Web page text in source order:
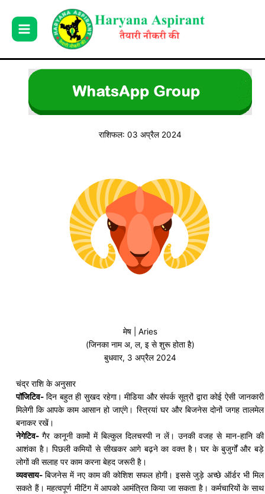
content
राशिफल: 03 अप्रैल 2024
मेष | Aries
(जिनका नाम अ, ल, इ से शुरू होता है)
बुधवार, 3 अप्रैल 2024
चंद्र राशि के अनुसार
पॉजिटिव-दिन बहुत ही सुखद रहेगा। मीडिया और संपर्क सूत्रों द्वारा कोई ऐसी जानकारी
मिलेगी कि आपके काम आसान हो जाएंगे। स्त्रियांघर और बिजनेस दोनों जगह तालमेल
बनाकर रखें।
नेगेटिव-गैर कानूनी कामों में बिल्कुल दिलचस्पी न लें। उनकी वजह से मान-हानिकी
आशंका है। पिछली कमियों सेसीखकरआगे बढ़ने का वक्त है। घर के बुजुर्गों और बड़े
लोगों की सलाह पर काम करना बेहद जरूरी है।
व्यवसाय-बिजनेस में नए काम की कोशिश सफल होगी। इससे जुड़े अच्छे ऑर्डर भी मिल
सकते हैं। महत्वपूर्ण मीटिंग में आपको आमंत्रित किया जा सकता है। कर्मचारियों के साथ